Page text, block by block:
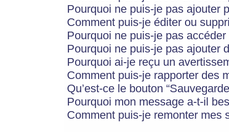
Pourquoi ne puis-je pas ajouter
Comment puis-je éditer ou
Pourquoi ne puis-je pas
Pourquoi ne puis-je pas ajouter
Pourquoi ai-je reçu un
Comment puis-je rapporter des
Qu’est-ce le bouton
Pourquoi mon message a-t-il
Comment puis-je remonter mes